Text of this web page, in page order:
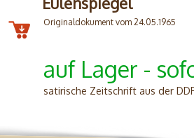
Originaldokument vom 24.05.1965
auf Lager -
satirische Zeitschrift aus der